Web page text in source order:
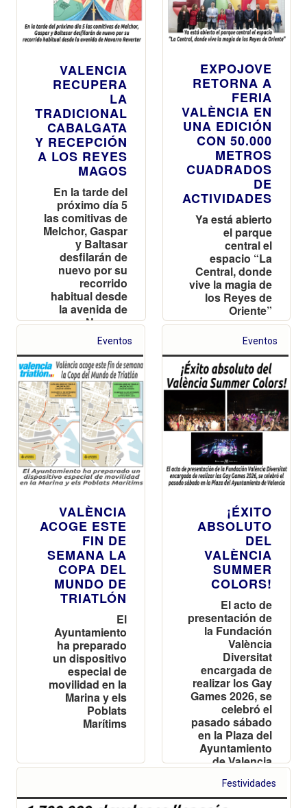
VALENCIA
RECUPERA
LA
TRADICIONAL
CABALGATA
Y RECEPCIÓN
A LOS REYES
MAGOS
En la tarde del
próximo día 5
las comitivas de
Melchor, Gaspar
y Baltasar
desfilarán de
nuevo por su
recorrido
habitual desde
la avenida de
Navarro
Reverter
EXPOJOVE
RETORNA A
FERIA
VALÈNCIA EN
UNA EDICIÓN
CON 50.000
METROS
CUADRADOS
DE
ACTIVIDADES
Ya está abierto
el parque
central el
espacio “La
Central, donde
vive la magia de
los Reyes de
Oriente”
Eventos
VALÈNCIA
ACOGE ESTE
FIN DE
SEMANA LA
COPA DEL
MUNDO DE
TRIATLÓN
El
Ayuntamiento
ha preparado
un dispositivo
especial de
movilidad en la
Marina y els
Poblats
Marítims
Eventos
¡ÉXITO
ABSOLUTO
DEL
VALÈNCIA
SUMMER
COLORS!
El acto de
presentación de
la Fundación
València
Diversitat
encargada de
realizar los Gay
Games 2026, se
celebró el
pasado sábado
en la Plaza del
Ayuntamiento
de Valencia
Festividades